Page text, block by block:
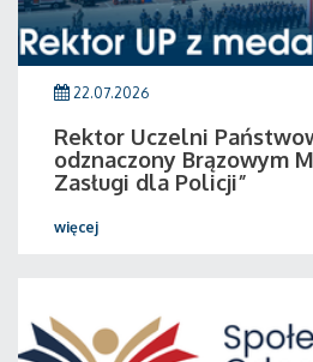
22.07.2026
Rektor Uczelni
odznaczony Brązowym
Zasługi dla Policji”
więcej